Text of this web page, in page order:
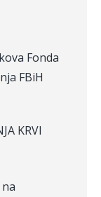
Fonda
FBiH
KRVI